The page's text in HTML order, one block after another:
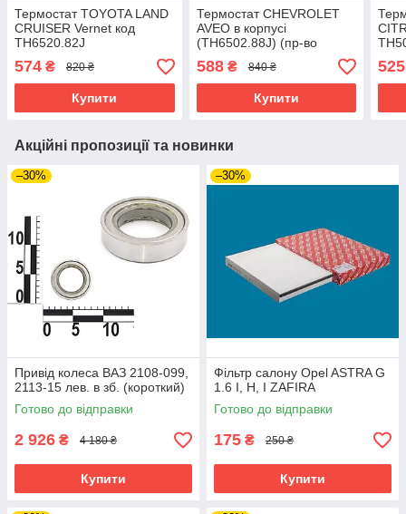
Термостат TOYOTA LAND
CRUISER Vernet код
TH6520.82J
574 ₴ 820 ₴
Купити
Термостат CHEVROLET
AVEO в корпусі
(TH6502.88J) (пр-во
Vernet) TH6502P.88J
588₴ 840 ₴
Купити
525
Акційні пропозиції та новинки
–30%
Привід колеса ВАЗ 2108-099,
2113-15 лев. в зб. (короткий)
Готово до відправки
2 926 ₴ 4 180 ₴
Купити
–30%
Фільтр салону Opel ASTRA G
1.6 I, H, I ZAFIRA
Готово до відправки
175 ₴ 250 ₴
Купити